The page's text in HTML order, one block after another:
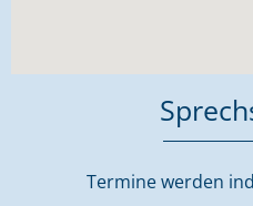
Termine werden